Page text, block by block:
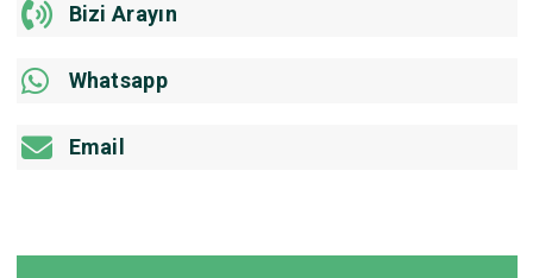
Bizi Arayın
Whatsapp
Email